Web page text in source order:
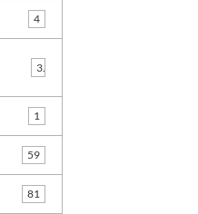
4
3
1
59
81